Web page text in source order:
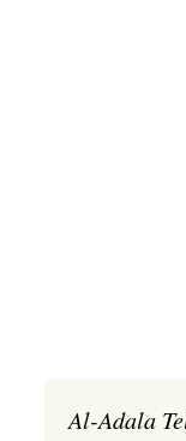
Al-Adala